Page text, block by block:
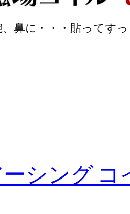
、鼻に・・・貼ってす
シング コ